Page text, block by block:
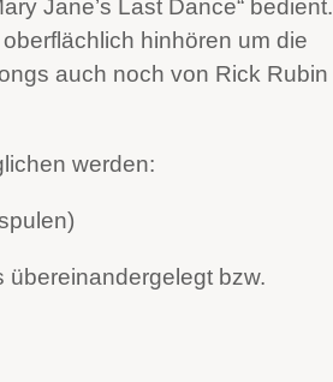
Jane’s Last Dance“ bedient.
hinhören um die
auch noch von Rick Rubin
werden:
übereinandergelegt bzw.